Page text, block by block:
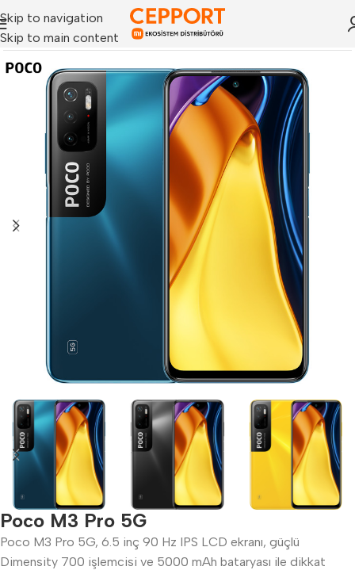
Skip to navigation
Skip to main content
Poco M3 Pro 5G
Poco M3 Pro 5G, 6.5 inç 90 Hz IPS LCD ekranı, güçlü
Dimensity 700 işlemcisi ve 5000 mAh bataryası ile dikkat